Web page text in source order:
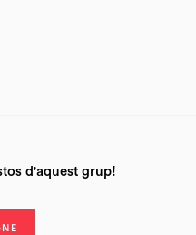
d'aquest grup!